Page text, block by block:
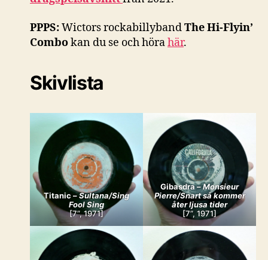
PPPS:Wictors rockabillybandThe Hi-Flyin’
Combokan du se och hörahär.
Skivlista
Titanic –Sultana/Sing
Fool Sing
[7”, 1971]
Gibasdra –Monsieur
Pierre/Snart så kommer
åter ljusa tider
[7”, 1971]